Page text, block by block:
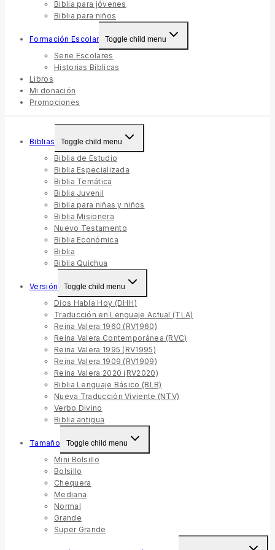
Biblia para jóvenes
Biblia para niños
Formación Escolar Toggle child menu
Serie Escolares
Historias Bíblicas
Libros
Mi donación
Promociones
Biblias Toggle child menu
Biblia de Estudio
Biblia Especializada
Biblia Temática
Biblia Juvenil
Biblia para niñas y niños
Biblia Misionera
Nuevo Testamento
Biblia Económica
Biblia
Biblia Quichua
Versión Toggle child menu
Dios Habla Hoy (DHH)
Traducción en Lenguaje Actual (TLA)
Reina Valera 1960 (RV1960)
Reina Valera Contemporánea (RVC)
Reina Valera 1995 (RV1995)
Reina Valera 1909 (RV1909)
Reina Valera 2020 (RV2020)
Biblia Lenguaje Básico (BLB)
Nueva Traducción Viviente (NTV)
Verbo Divino
Biblia antigua
Tamaño Toggle child menu
Mini Bolsillo
Bolsillo
Chequera
Mediana
Normal
Grande
Super Grande